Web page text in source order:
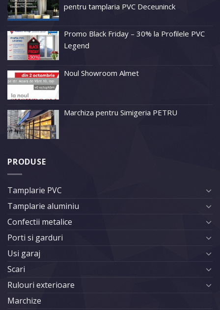
pentru tamplaria PVC Deceuninck
Promo Black Friday – 30% la Profilele PVC
Legend
Noul Showroom Almet
Marchiza pentru Simigeria PETRU
PRODUSE
Tamplarie PVC
Tamplarie aluminiu
Confectii metalice
Porti si garduri
Usi garaj
Scari
Rulouri exterioare
Marchize